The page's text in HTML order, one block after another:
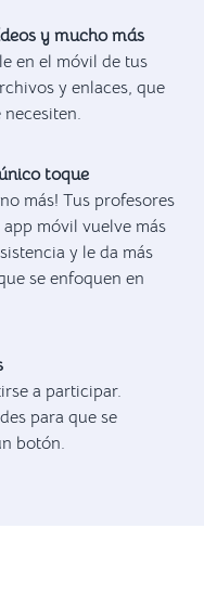
y mucho más
en el móvil de tus
y enlaces, que
toque
más! Tus profesores
móvil vuelve más
y le da más
se enfoquen en
a participar.
para que se
botón.